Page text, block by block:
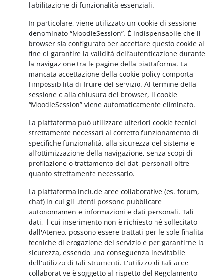
l’abilitazione di funzionalità essenziali.
In particolare, viene utilizzato un cookie di sessione
denominato “MoodleSession”. È indispensabile che il
browser sia configurato per accettare questo cookie al
fine di garantire la validità dell’autenticazione durante
la navigazione tra le pagine della piattaforma. La
mancata accettazione della cookie policy comporta
l’impossibilità di fruire del servizio. Al termine della
sessione o alla chiusura del browser, il cookie
“MoodleSession” viene automaticamente eliminato.
La piattaforma può utilizzare ulteriori cookie tecnici
strettamente necessari al corretto funzionamento di
specifiche funzionalità, alla sicurezza del sistema e
all’ottimizzazione della navigazione, senza scopi di
profilazione o trattamento dei dati personali oltre
quanto strettamente necessario.
La piattaforma include aree collaborative (es. forum,
chat) in cui gli utenti possono pubblicare
autonomamente informazioni e dati personali. Tali
dati, il cui inserimento non è richiesto né sollecitato
dall'Ateneo, possono essere trattati per le sole finalità
tecniche di erogazione del servizio e per garantirne la
sicurezza, essendo una conseguenza inevitabile
dell'utilizzo di tali strumenti. L'utilizzo di tali aree
collaborative è soggetto al rispetto del Regolamento